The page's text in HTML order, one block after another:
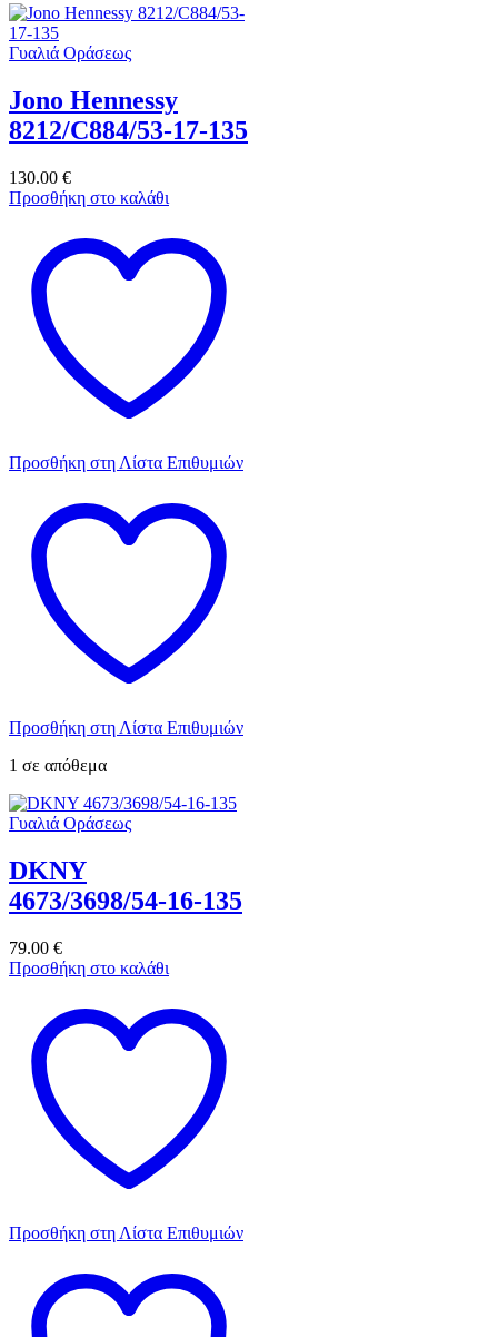
Γυαλιά Οράσεως
Jono Hennessy
8212/C884/53-17-135
130.00 €
Προσθήκη στο καλάθι
Προσθήκη στη Λίστα Επιθυμιών
Προσθήκη στη Λίστα Επιθυμιών
1 σε απόθεμα
Γυαλιά Οράσεως
DKNY
4673/3698/54-16-135
79.00 €
Προσθήκη στο καλάθι
Προσθήκη στη Λίστα Επιθυμιών